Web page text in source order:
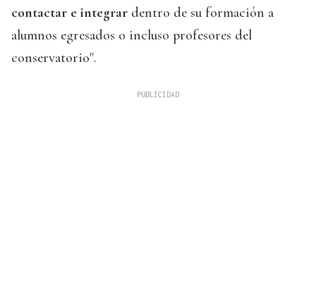
contactar e integrar dentro de su formación a
alumnos egresados o incluso profesores del
conservatorio".